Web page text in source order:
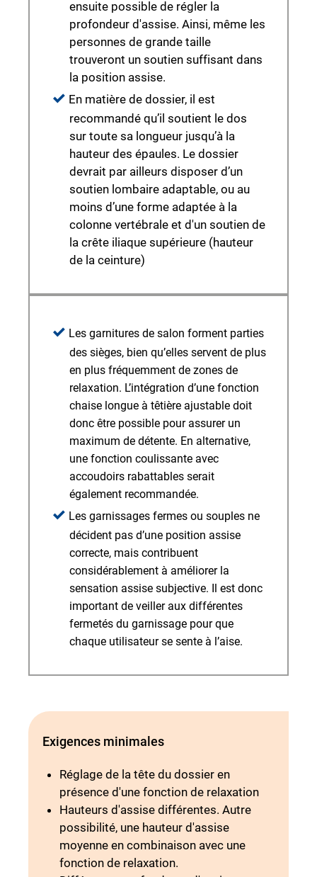
ensuite possible de régler la
profondeur d'assise. Ainsi, même les
personnes de grande taille
trouveront un soutien suffisant dans
la position assise.
En matière de dossier, il est
recommandé qu’il soutient le dos
sur toute sa longueur jusqu’à la
hauteur des épaules. Le dossier
devrait par ailleurs disposer d’un
soutien lombaire adaptable, ou au
moins d’une forme adaptée à la
colonne vertébrale et d'un soutien de
la crête iliaque supérieure (hauteur
de la ceinture)
Les garnitures de salon forment parties
des sièges, bien qu’elles servent de plus
en plus fréquemment de zones de
relaxation. L’intégration d’une fonction
chaise longue à têtière ajustable doit
donc être possible pour assurer un
maximum de détente. En alternative,
une fonction coulissante avec
accoudoirs rabattables serait
également recommandée.
Les garnissages fermes ou souples ne
décident pas d’une position assise
correcte, mais contribuent
considérablement à améliorer la
sensation assise subjective. Il est donc
important de veiller aux différentes
fermetés du garnissage pour que
chaque utilisateur se sente à l’aise.
Exigences minimales
Réglage de la tête du dossier en
présence d'une fonction de relaxation
Hauteurs d'assise différentes. Autre
possibilité, une hauteur d'assise
moyenne en combinaison avec une
fonction de relaxation.